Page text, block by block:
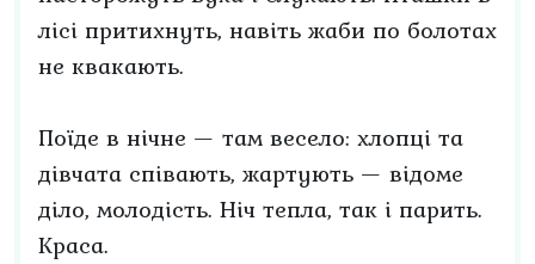
лісі притихнуть, навіть жаби по болотах
не квакають.
Поїде в нічне — там весело: хлопці та
дівчата співають, жартують — відоме
діло, молодість. Ніч тепла, так і парить.
Краса.